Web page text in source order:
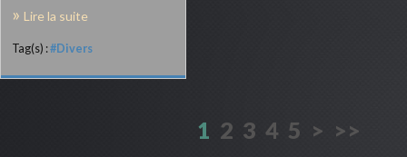
Lire la suite
Tag(s) :#Divers
1 2 3 4 5 > >>